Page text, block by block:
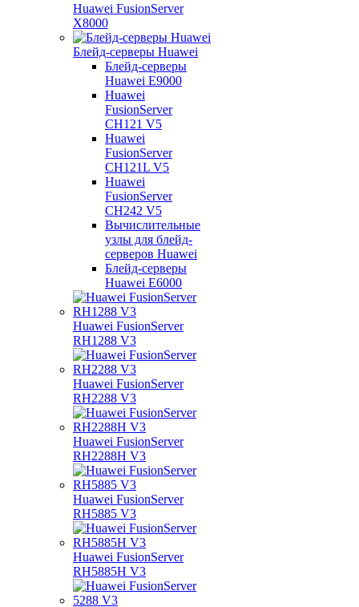
Huawei FusionServer
X8000
Блейд-серверы Huawei
Блейд-серверы
Huawei E9000
Huawei
FusionServer
CH121 V5
Huawei
FusionServer
CH121L V5
Huawei
FusionServer
CH242 V5
Вычислительные
узлы для блейд-
серверов Huawei
Блейд-серверы
Huawei E6000
Huawei FusionServer
RH1288 V3
Huawei FusionServer
RH2288 V3
Huawei FusionServer
RH2288H V3
Huawei FusionServer
RH5885 V3
Huawei FusionServer
RH5885H V3